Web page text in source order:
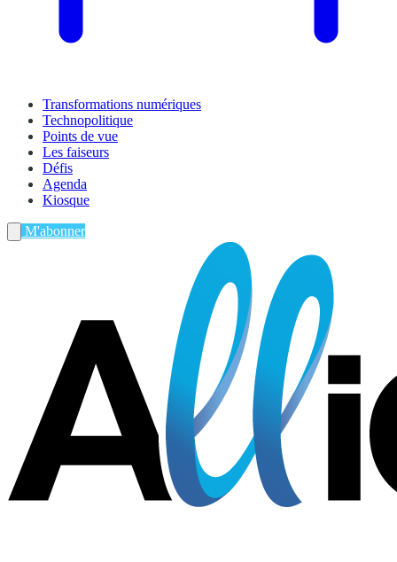
Transformations numériques
Technopolitique
Points de vue
Les faiseurs
Défis
Agenda
Kiosque
M'abonner